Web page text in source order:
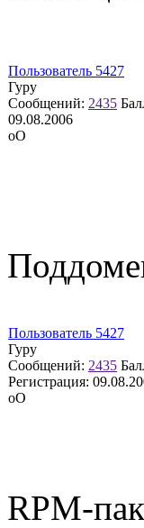
Пользователь 5427
Гуру
Сообщений: 2435
09.08.2006
оО
Пользователь 5427
Гуру
Сообщений: 2435
Регистрация:
оО
RPM-